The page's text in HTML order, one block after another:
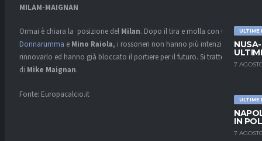
ULTIME
7
ULTIME
IN
7
MILAM-MAIGNAN
Ormai è chiara la posizione del Milan. Dopo il tira e molla con Gigio
Donnarumma e Mino Raiola, i rossoneri non hanno più intenzione di
rinnovarlo ed hanno già bloccato il portiere per il futuro. Si tratterebbe
di Mike Maignan.
Fonte: Europacalcio.it